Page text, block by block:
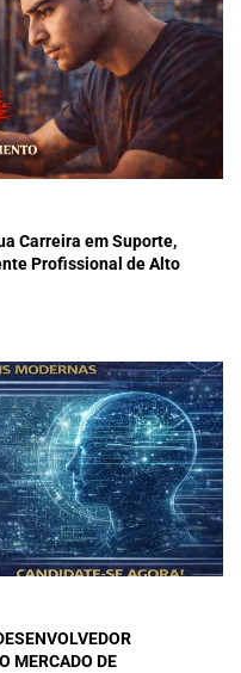
Carreira em Suporte,
Profissional de Alto
MERCADO DE